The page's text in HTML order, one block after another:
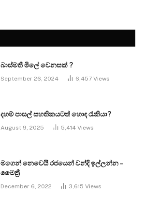
බාස්මතී මිලේ වෙනසක් ?
September 26, 2024 6,457 Views
දහම් පාසල් සහතිකයටත් හොඳ රැකියා?
August 9, 2025 5,414 Views
මගෙන් නෙවෙයි රජයෙන් වන්දි ඉල්ලන්න –
මෛත්‍රී
December 6, 2022 3,615 Views